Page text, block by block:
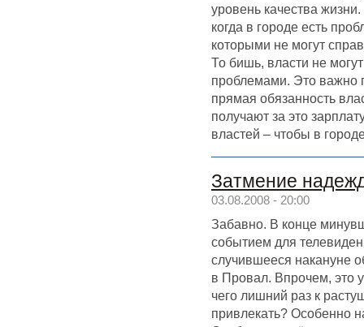
уровень качества
когда в городе есть
которыми не могут
То бишь, власти не
проблемами. Это важно
прямая обязанность
получают за это
властей – чтобы в
Затмение
03.08.2008 - 20:00
Забавно. В конце
событием для
случившееся накануне
в Провал. Впрочем, это
чего лишний раз к
привлекать? Особенно